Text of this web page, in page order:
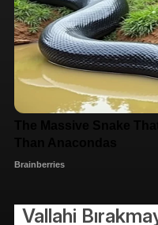
Vallahi